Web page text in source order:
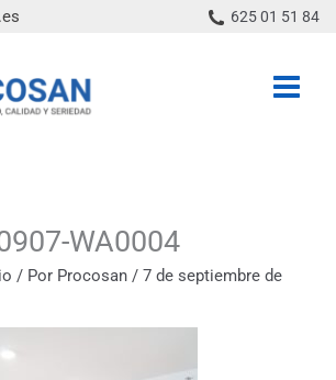
625 01 51 84
WA0004
/ Por Procosan/7 de septiembre de